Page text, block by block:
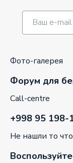
Фото-галерея
Форум для
Call-centre
+998 95 198-
Не нашли то